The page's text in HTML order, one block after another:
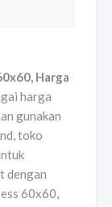
Harga
harga
gunakan
toko
dengan
60x60,